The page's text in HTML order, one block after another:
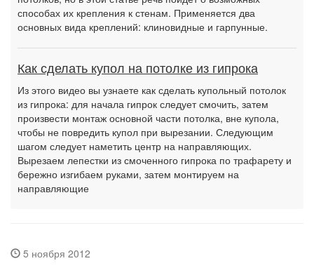
способах их крепления к стенам. Применяется два
основных вида креплений: клиновидные и гарпунные.
Как сделать купол на потолке из гипрока
Из этого видео вы узнаете как сделать купольный потолок
из гипрока: для начала гипрок следует смочить, затем
произвести монтаж основной части потолка, вне купола,
чтобы не повредить купол при вырезании. Следующим
шагом следует наметить центр на направляющих.
Вырезаем лепестки из смоченного гипрока по трафарету и
бережно изгибаем руками, затем монтируем на
направляющие
5 ноября 2012